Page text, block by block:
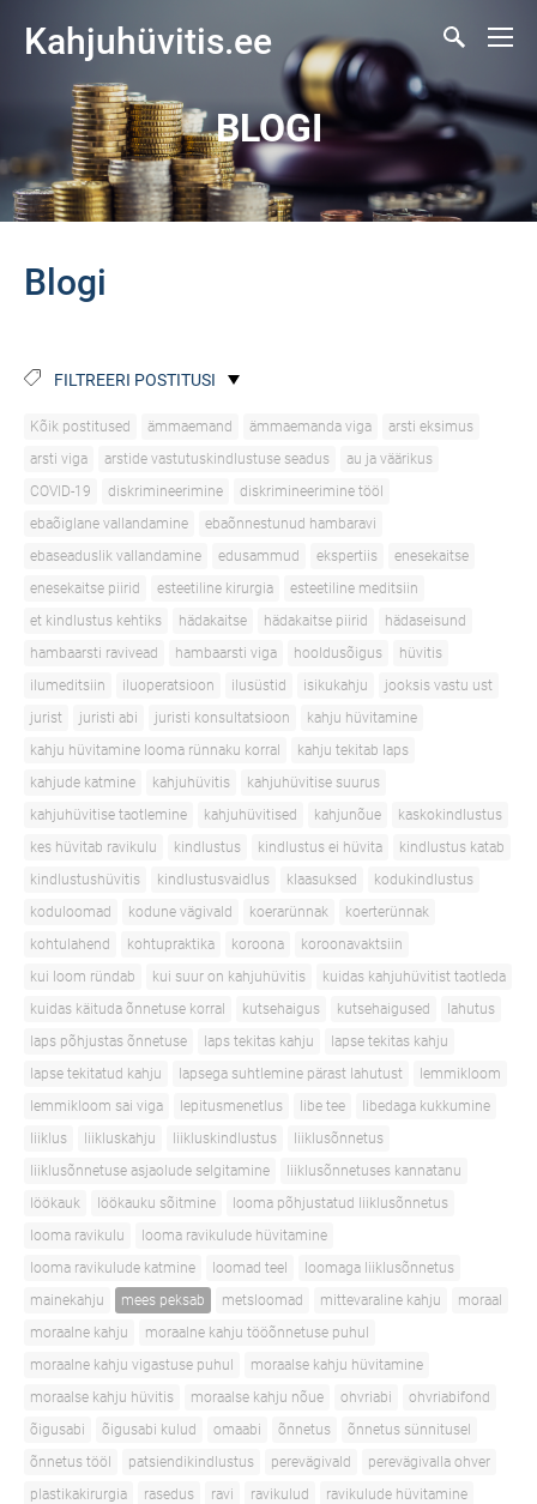
Kahjuhüvitis.ee
BLOGI
Blogi
FILTREERI POSTITUSI
Kõik postitused ämmaemand ämmaemanda viga
arsti eksimus
arsti viga
arstide vastutuskindlustuse seadus
au ja väärikus
COVID-19
diskrimineerimine
diskrimineerimine tööl
ebaõiglane vallandamine
ebaõnnestunud hambaravi
ebaseaduslik vallandamine
edusammud ekspertiis
enesekaitse
enesekaitse piirid
esteetiline kirurgia
esteetiline meditsiin
et kindlustus kehtiks
hädakaitse hädakaitse piirid
hädaseisund
hambaarsti ravivead
hambaarsti viga hooldusõigus
hüvitis
ilumeditsiin
iluoperatsioon ilusüstid isikukahju
jooksis vastu ust
jurist
juristi abi juristi konsultatsioon
kahju hüvitamine
kahju hüvitamine looma rünnaku korral
kahju tekitab laps
kahjude katmine
kahjuhüvitis
kahjuhüvitise suurus
kahjuhüvitise taotlemine
kahjuhüvitised kahjunõue
kaskokindlustus
kes hüvitab ravikulu
kindlustus kindlustus ei hüvita
kindlustus katab
kindlustushüvitis
kindlustusvaidlus klaasuksed
kodukindlustus
koduloomad
kodune vägivald koerarünnak
koerterünnak
kohtulahend
kohtupraktika koroona
koroonavaktsiin
kui loom ründab
kui suur on kahjuhüvitis
kuidas kahjuhüvitist taotleda
kuidas käituda õnnetuse korral
kutsehaigus kutsehaigused
lahutus
laps põhjustas õnnetuse
laps tekitas kahju
lapse tekitas kahju
lapse tekitatud kahju
lapsega suhtlemine pärast lahutust
lemmikloom
lemmikloom sai viga
lepitusmenetlus libe tee
libedaga kukkumine
liiklus
liikluskahju liikluskindlustus
liiklusõnnetus
liiklusõnnetuse asjaolude selgitamine
liiklusõnnetuses kannatanu
löökauk
löökauku sõitmine
looma põhjustatud liiklusõnnetus
looma ravikulu
looma ravikulude hüvitamine
looma ravikulude katmine
loomad teel
loomaga liiklusõnnetus
mainekahju
mees peksab metsloomad mittevaraline kahju
moraal
moraalne kahju
moraalne kahju tööõnnetuse puhul
moraalne kahju vigastuse puhul
moraalse kahju hüvitamine
moraalse kahju hüvitis
moraalse kahju nõue ohvriabi
ohvriabifond
õigusabi
õigusabi kulud omaabi õnnetus
õnnetus sünnitusel
õnnetus tööl
patsiendikindlustus perevägivald
perevägivalla ohver
plastikakirurgia
rasedus ravi ravikulud
ravikulude hüvitamine